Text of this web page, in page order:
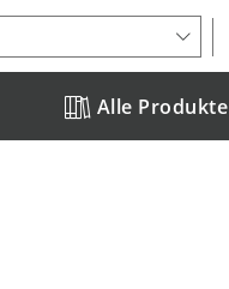
auswählen
Alle Produkte